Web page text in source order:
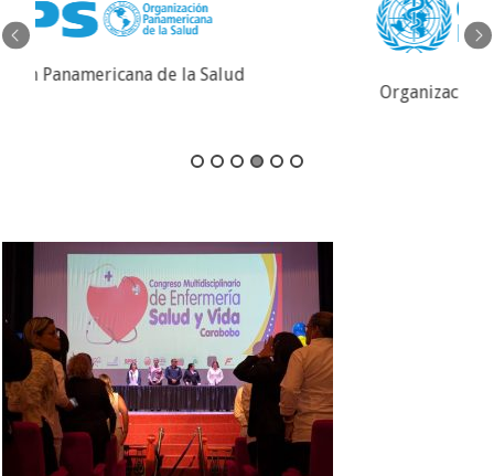
Organización Mundial de la Salud